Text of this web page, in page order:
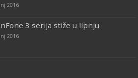
2016
3 serija stiže u lipnju
2016